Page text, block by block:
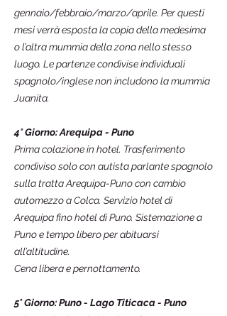
gennaio/febbraio/marzo/aprile. Per questi
mesi verrà esposta la copia della medesima
o l’altra mummia della zona nello stesso
luogo. Le partenze condivise individuali
spagnolo/inglese non includono la mummia
Juanita.
4° Giorno: Arequipa - Puno
Prima colazione in hotel. Trasferimento
condiviso solo con autista parlante spagnolo
sulla tratta Arequipa-Puno con cambio
automezzo a Colca. Servizio hotel di
Arequipa fino hotel di Puno. Sistemazione a
Puno e tempo libero per abituarsi
all’altitudine.
Cena libera e pernottamento.
5° Giorno: Puno - Lago Titicaca - Puno